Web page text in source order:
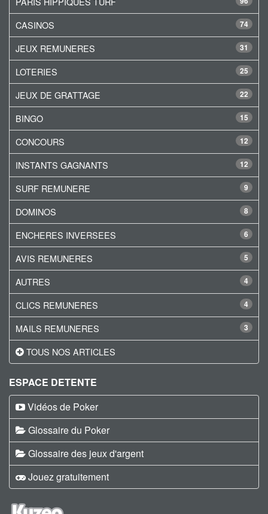
74
CASINOS
31
JEUX REMUNERES
25
LOTERIES
22
JEUX DE GRATTAGE
15
BINGO
12
CONCOURS
12
INSTANTS GAGNANTS
9
SURF REMUNERE
8
DOMINOS
6
ENCHERES INVERSEES
5
AVIS REMUNERES
4
AUTRES
4
CLICS REMUNERES
3
MAILS REMUNERES
TOUS NOS ARTICLES
ESPACE DETENTE
Vidéos de Poker
Glossaire du Poker
Glossaire des jeux d'argent
Jouez gratuitement